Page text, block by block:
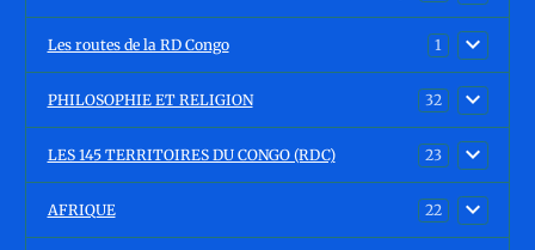
Les routes de la RD Congo 1
PHILOSOPHIE ET RELIGION 32
LES 145 TERRITOIRES DU CONGO (RDC) 23
AFRIQUE 22